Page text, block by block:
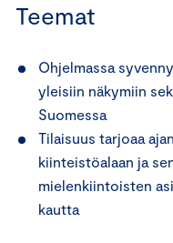
Teemat
Ohjelmassa
yleisiin näkymiin
Suomessa
Tilaisuus tarjoaa
kiinteistöalaan ja
mielenkiintoisten
kautta